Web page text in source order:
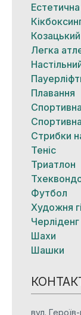
Легка
Плавання
Стрибки
Теніс
Триатлон
Футбол
Художня
Черліденг
Шахи
Шашки
вул.